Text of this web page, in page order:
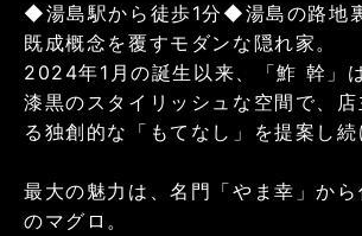
◆湯島駅から徒歩1分◆湯島の路地
既成概念を覆すモダンな隠れ家。
2024年1月の誕生以来、「鮓 幹」
漆黒のスタイリッシュな空間で、店
る独創的な「もてなし」を提案し続
最大の魅力は、名門「やま幸」か
のマグロ。